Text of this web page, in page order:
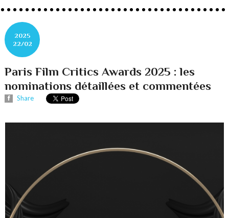
2025
22/02
Paris Film Critics Awards 2025 : les
nominations détaillées et commentées
Share